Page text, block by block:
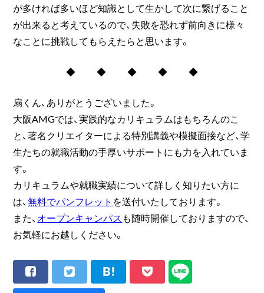
が多ければ多いほど知識として生かして次に繋げること
が出来ると考えているので、失敗を恐れず前向きに様々
なことに挑戦してもらえたらと思います。
◆ ◆ ◆ ◆ ◆
扇くん、ありがとうございました。
大阪AMGでは、実践的なカリキュラムはもちろんのこ
と、著名クリエイターによる特別講義や模擬面接など、学
生たちの就職活動の手厚いサポートにも力を入れていま
す。
カリキュラムや就職実績について詳しく知りたい方に
は、無料でパンフレット を送付いたしております。
また、 オープンキャンパス も随時開催しておりますので、
お気軽にお越しください。